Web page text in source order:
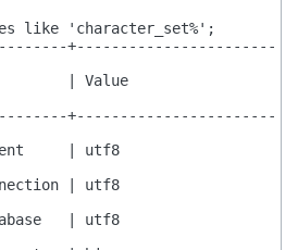
like 'character_set%';
+-----------------------
| Value
+-----------------------
| utf8
| utf8
| utf8